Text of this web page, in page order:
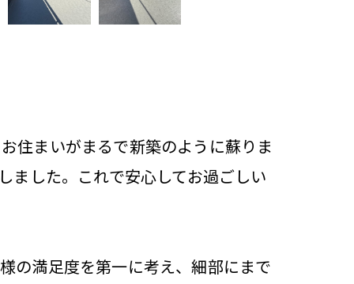
住まいがまるで新築のように蘇りま
ました。これで安心してお過ごしい
の満足度を第一に考え、細部にまで